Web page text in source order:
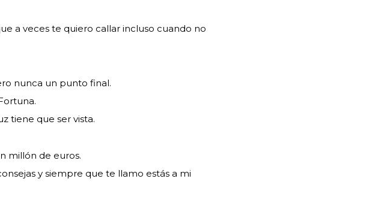
a veces te quiero callar incluso cuando no
nunca un punto final.
tiene que ser vista.
millón de euros.
y siempre que te llamo estás a mi